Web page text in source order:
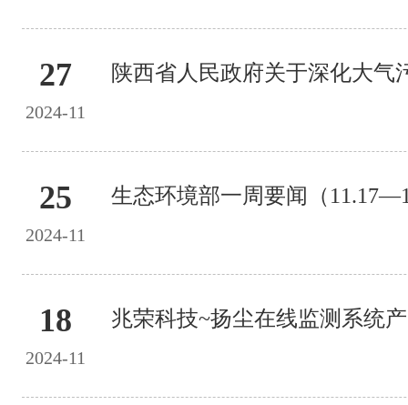
27
2024-11
25
2024-11
生态环境部一周要闻（
18
2024-11
兆荣科技~扬尘在线监测系统